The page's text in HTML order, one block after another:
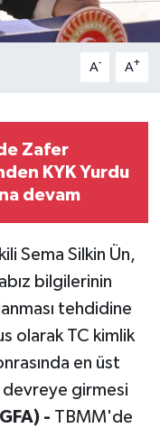
A- A+
Zafer
KYK Yurdu
devam
Sema Silkin Ün,
bilgilerinin
tehdidine
olarak TC kimlik
en üst
girmesi
- TBMM'de